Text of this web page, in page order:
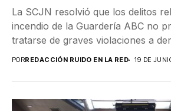
La SCJN resolvió que los delitos
incendio de la Guardería ABC no
tratarse de graves violaciones a
PORREDACCIÓN RUIDO EN LA RED 19 DE